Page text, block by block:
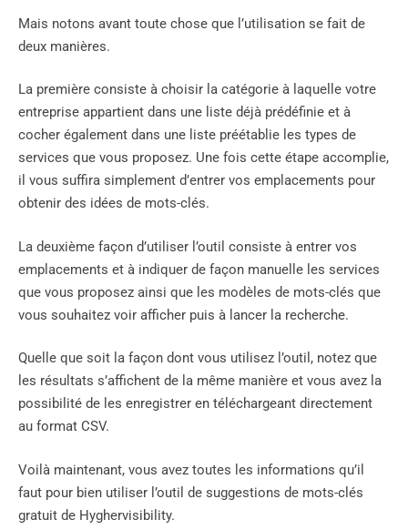
Mais notons avant toute chose que l’utilisation se fait de
deux manières.
La première consiste à choisir la catégorie à laquelle votre
entreprise appartient dans une liste déjà prédéfinie et à
cocher également dans une liste préétablie les types de
services que vous proposez. Une fois cette étape accomplie,
il vous suffira simplement d’entrer vos emplacements pour
obtenir des idées de mots-clés.
La deuxième façon d’utiliser l’outil consiste à entrer vos
emplacements et à indiquer de façon manuelle les services
que vous proposez ainsi que les modèles de mots-clés que
vous souhaitez voir afficher puis à lancer la recherche.
Quelle que soit la façon dont vous utilisez l’outil, notez que
les résultats s’affichent de la même manière et vous avez la
possibilité de les enregistrer en téléchargeant directement
au format CSV.
Voilà maintenant, vous avez toutes les informations qu’il
faut pour bien utiliser l’outil de suggestions de mots-clés
gratuit de Hyghervisibility.